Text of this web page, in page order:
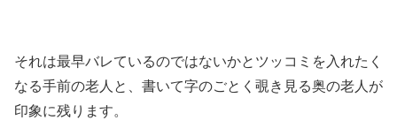
それは最早バレているのではないかとツッコミを入れたく
なる手前の老人と、書いて字のごとく覗き見る奥の老人が
印象に残ります。